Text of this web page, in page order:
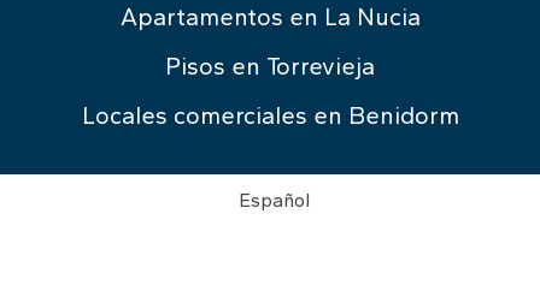
Apartamentos en La Nucia
Pisos en Torrevieja
Locales comerciales en Benidorm
Español